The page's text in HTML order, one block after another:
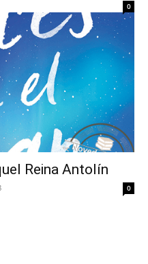
0
Reina Antolín
0